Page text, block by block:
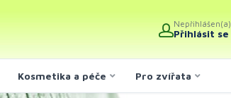
Nepřihlášen(a)
Přihlásit se
Kosmetika a péče Pro zvířata